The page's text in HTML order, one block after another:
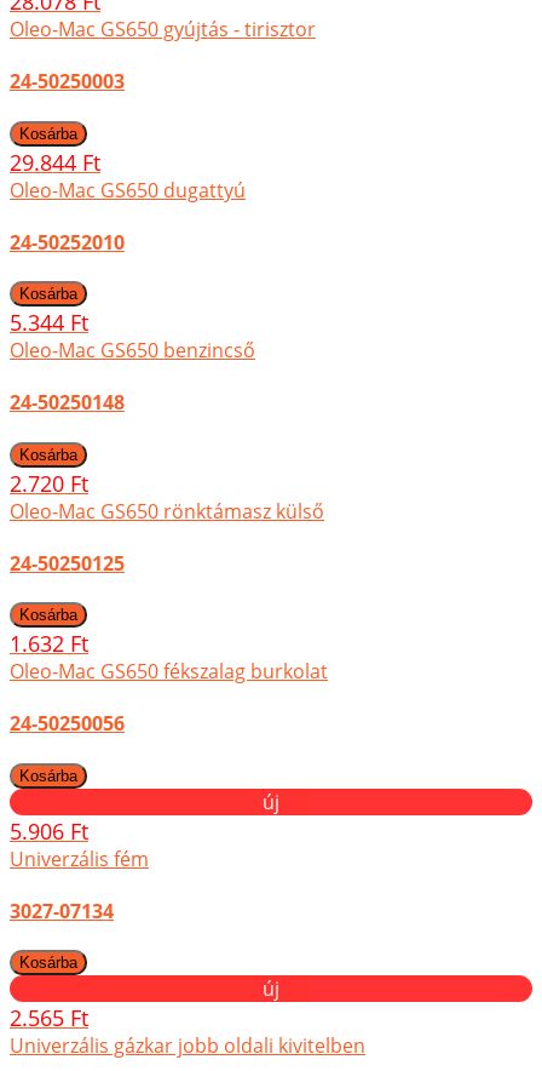
Oleo-Mac GS650 gyújtás - tirisztor
24-50250003
29.844 Ft
Oleo-Mac GS650 dugattyú
24-50252010
5.344 Ft
Oleo-Mac GS650 benzincső
24-50250148
2.720 Ft
Oleo-Mac GS650 rönktámasz külső
24-50250125
1.632 Ft
Oleo-Mac GS650 fékszalag burkolat
24-50250056
új
5.906 Ft
Univerzális fém
3027-07134
új
2.565 Ft
Univerzális gázkar jobb oldali kivitelben